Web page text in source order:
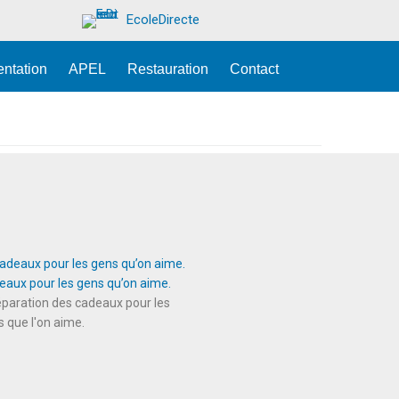
EcoleDirecte
APEL Restauration Contact
pour les gens qu’on aime.
des cadeaux pour les
que l'on aime.